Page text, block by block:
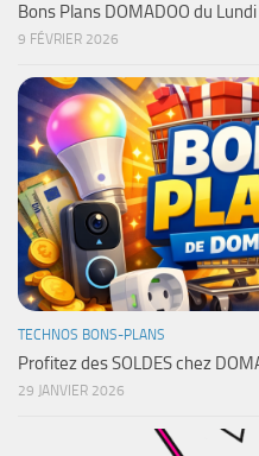
Bons Plans DOMADOO du
9 FÉVRIER 2026
TECHNOS BONS-PLANS
Profitez des SOLDES chez
29 JANVIER 2026